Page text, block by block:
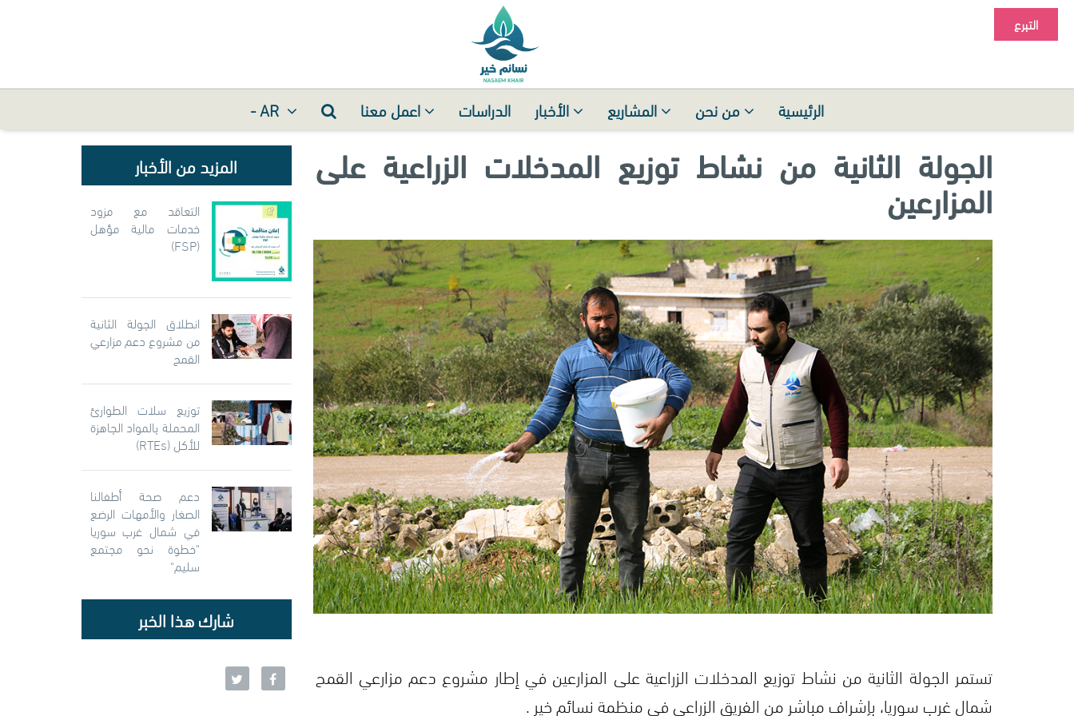
الرئيسية من نحن المشاريع الأخبار الدراسات اعمل معنا - AR
الجولة الثانية من نشاط توزيع المدخلات الزراعية على
المزارعين
تستمر الجولة الثانية من نشاط توزيع المدخلات الزراعية على المزارعين في إطار مشروع دعم مزارعي القمح
شمال غرب سوريا، بإشراف مباشر من الفريق الزراعي في منظمة نسائم خير .
المزيد من الأخبار
التعاقد مع مزود
خدمات مالية مؤهل
(FSP)
انطلاق الجولة الثانية
من مشروع دعم مزارعي
القمح
توزيع سلات الطوارئ
المحملة بالمواد الجاهزة
للأكل (RTEs)
دعم صحة أطفالنا
الصغار والأمهات الرضع
في شمال غرب سوريا
"خطوة نحو مجتمع
سليم"
شارك هذا الخبر
التبرع